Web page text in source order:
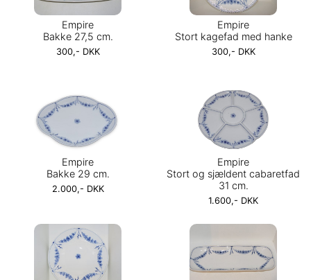
Empire
Bakke 27,5 cm.
300,- DKK
Empire
Stort kagefad med hanke
300,- DKK
Empire
Bakke 29 cm.
2.000,- DKK
Empire
Stort og sjældent cabaretfad
31 cm.
1.600,- DKK